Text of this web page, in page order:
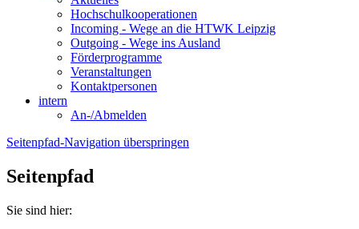
Hochschulkooperationen
Incoming - Wege an die HTWK Leipzig
Outgoing - Wege ins Ausland
Förderprogramme
Veranstaltungen
Kontaktpersonen
intern
An-/Abmelden
Seitenpfad-Navigation überspringen
Seitenpfad
Sie sind hier: